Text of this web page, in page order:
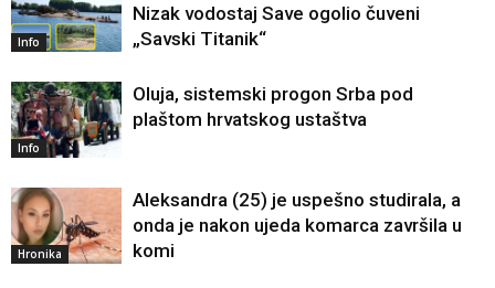
Info
Nizak vodostaj Save ogolio čuveni
„Savski Titanik“
Info
Oluja, sistemski progon Srba pod
plaštom hrvatskog ustaštva
Hronika
Aleksandra (25) je uspešno studirala, a
onda je nakon ujeda komarca završila u
komi